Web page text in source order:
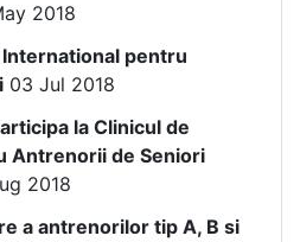
2018
pentru
03 Jul 2018
la Clinicul de
Antrenorii de Seniori
2018
a antrenorilor tip A, B si